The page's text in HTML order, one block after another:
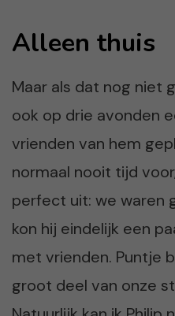
Alleen thuis
Maar als dat nog niet
ook op drie avonden
vrienden van hem
normaal nooit tijd
perfect uit: we waren
kon hij eindelijk een
met vrienden. Puntje
groot deel van onze